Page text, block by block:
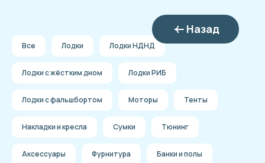
Назад
Все Лодки Лодки НДНД
Лодки с жёстким дном Лодки РИБ
Лодки с фальшбортом Моторы Тенты
Накладки и кресла Сумки Тюнинг
Аксессуары Фурнитура Банки и полы